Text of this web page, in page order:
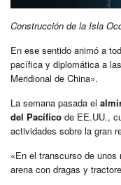
Construcción de la Isla
En ese sentido animó a
pacífica y diplomática a
Meridional de China».
La semana pasada el
del Pacífico de EE.UU.,
actividades sobre la gran
«En el transcurso de
arena con dragas y